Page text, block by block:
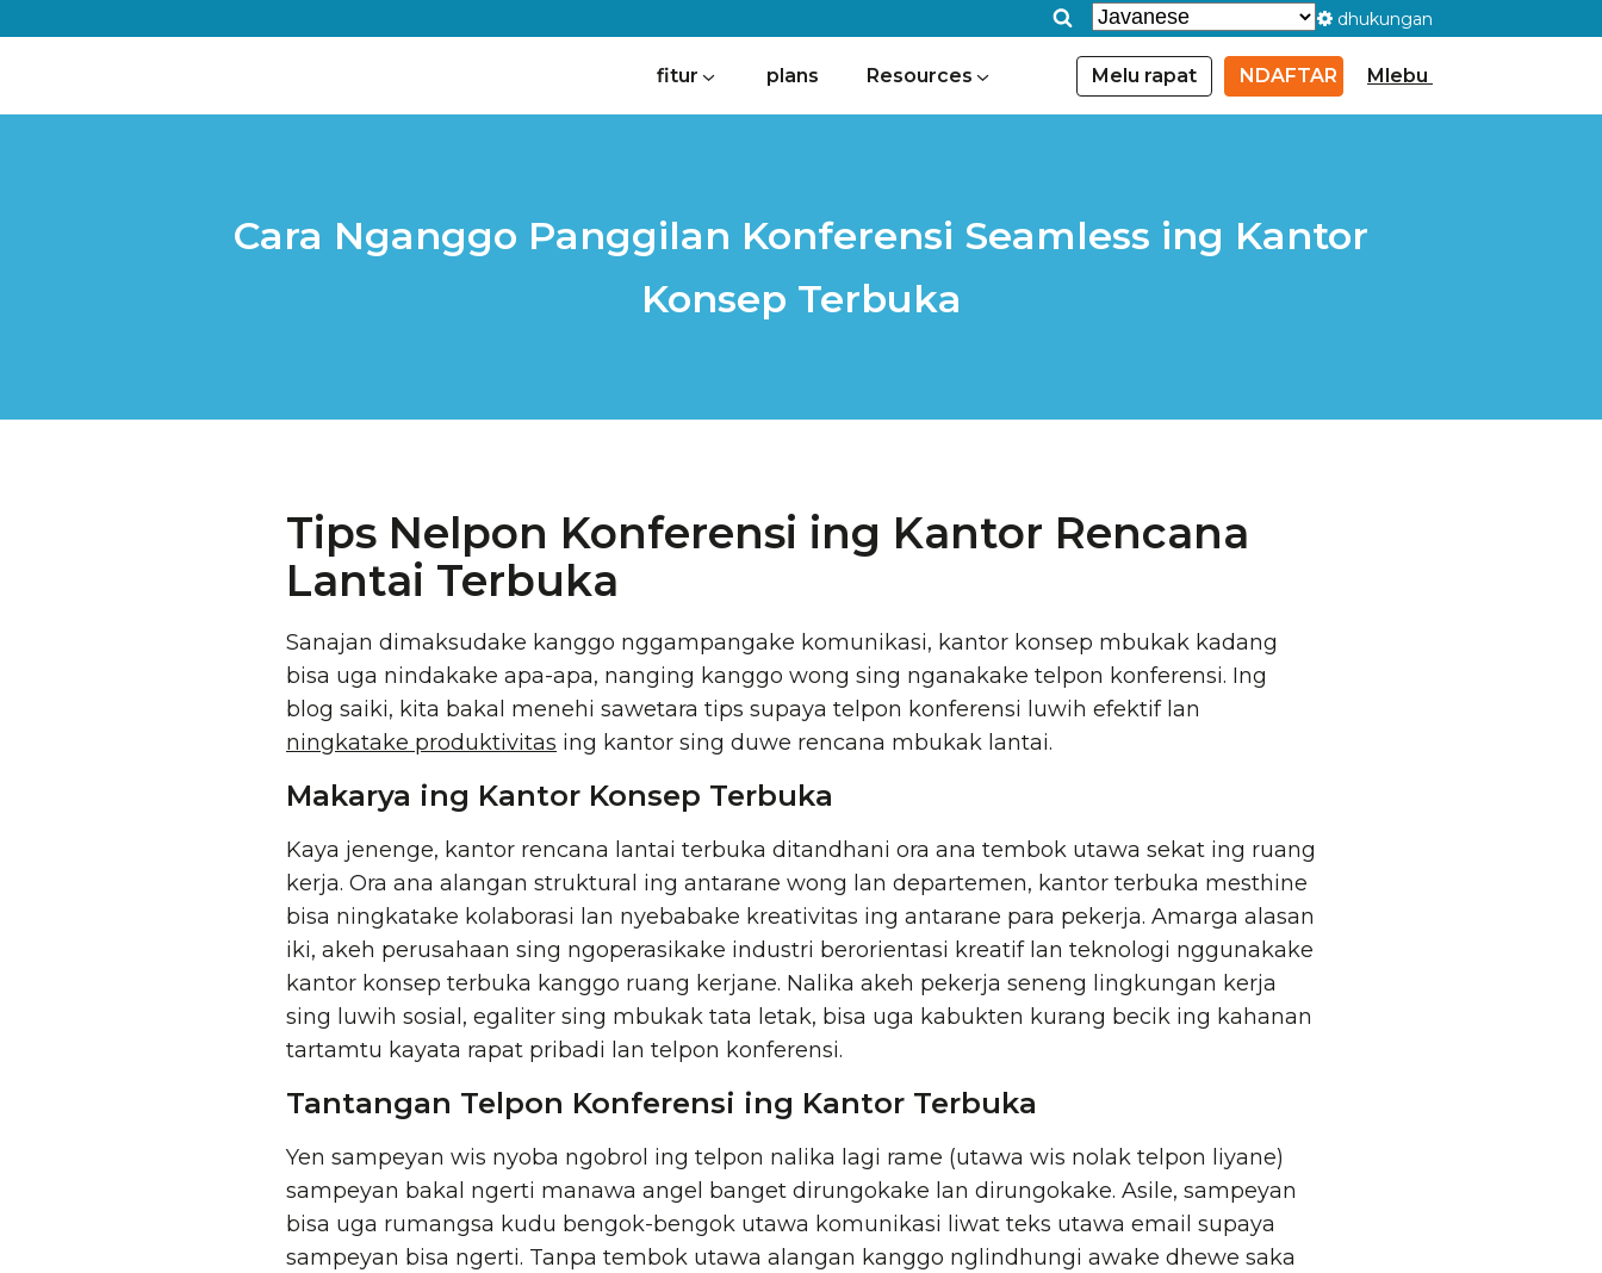
dhukungan
fitur plans Resources Melu rapat NDAFTAR Mlebu
Cara Nganggo Panggilan Konferensi Seamless ing Kantor
Konsep Terbuka
Tips Nelpon Konferensi ing Kantor Rencana
Lantai Terbuka
Sanajan dimaksudake kanggo nggampangake komunikasi, kantor konsep mbukak kadang
bisa uga nindakake apa-apa, nanging kanggo wong sing nganakake telpon konferensi. Ing
blog saiki, kita bakal menehi sawetara tips supaya telpon konferensi luwih efektif lan
ningkatake produktivitas ing kantor sing duwe rencana mbukak lantai.
Makarya ing Kantor Konsep Terbuka
Kaya jenenge, kantor rencana lantai terbuka ditandhani ora ana tembok utawa sekat ing ruang
kerja. Ora ana alangan struktural ing antarane wong lan departemen, kantor terbuka mesthine
bisa ningkatake kolaborasi lan nyebabake kreativitas ing antarane para pekerja. Amarga alasan
iki, akeh perusahaan sing ngoperasikake industri berorientasi kreatif lan teknologi nggunakake
kantor konsep terbuka kanggo ruang kerjane. Nalika akeh pekerja seneng lingkungan kerja
sing luwih sosial, egaliter sing mbukak tata letak, bisa uga kabukten kurang becik ing kahanan
tartamtu kayata rapat pribadi lan telpon konferensi.
Tantangan Telpon Konferensi ing Kantor Terbuka
Yen sampeyan wis nyoba ngobrol ing telpon nalika lagi rame (utawa wis nolak telpon liyane)
sampeyan bakal ngerti manawa angel banget dirungokake lan dirungokake. Asile, sampeyan
bisa uga rumangsa kudu bengok-bengok utawa komunikasi liwat teks utawa email supaya
sampeyan bisa ngerti. Tanpa tembok utawa alangan kanggo nglindhungi awake dhewe saka